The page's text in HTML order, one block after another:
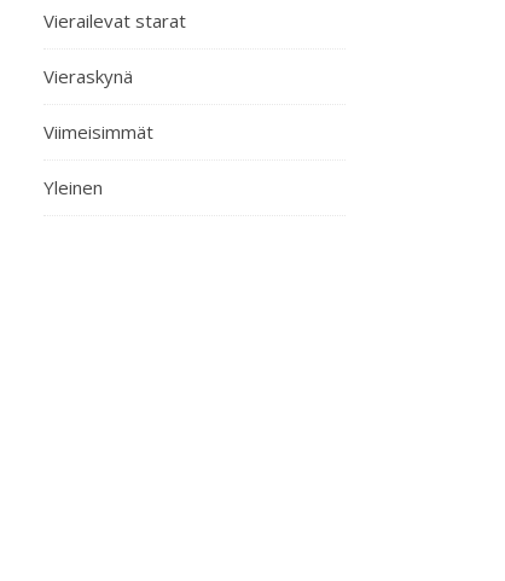
Vierailevat starat
Vieraskynä
Viimeisimmät
Yleinen